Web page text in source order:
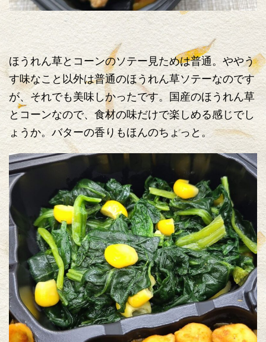
ほうれん草とコーンのソテー見ためは普通。ややう
す味なこと以外は普通のほうれん草ソテーなのです
が、それでも美味しかったです。国産のほうれん草
とコーンなので、食材の味だけで楽しめる感じでし
ょうか。バターの香りもほんのちょっと。